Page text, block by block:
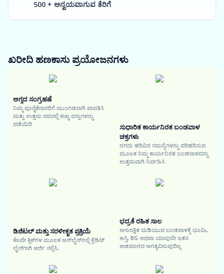
500 + ಅನ್ವಯವಾಗುವ ತೆರಿಗೆ
ಖರೀದಿ ಹಣಕಾಸುಪ್ರಯೋಜನಗಳು
ಅಗ್ಗದ ಸಂಗ್ರಹಣೆ
ನಿಮ್ಮ ಪೂರೈಕೆದಾರರಿಗೆ ಮುಂಗಡವಾಗಿ ಪಾವತಿಸಿ
ಮತ್ತು ಉತ್ತಮ ದರದಲ್ಲಿ ಕಚ್ಚಾ ವಸ್ತುಗಳನ್ನು
ಪಡೆಯಿರಿ
ಸುಧಾರಿತ ಕಾರ್ಯನಿರತ ಬಂಡವಾಳ
ಚಕ್ರಗಳು
ನಗದು ಹರಿವಿನ ಸಮಸ್ಯೆಗಳನ್ನು ಪರಿಹರಿಸುವ
ಮೂಲಕ ನಿಮ್ಮ ಕಾರ್ಯನಿರತ ಬಂಡವಾಳವನ್ನು
ಉತ್ತಮವಾಗಿ ನಿರ್ವಹಿಸಿ
ಡಿಜಿಟಲ್ ಮತ್ತು ಸರಳೀಕೃತ ಪ್ರಕ್ರಿಯೆ
ಕೆಲವೇ ಕ್ಲಿಕ್‌ಗಳ ಮೂಲಕ ಆನ್‌ಲೈನ್‌ನಲ್ಲಿ ಕ್ರೆಡಿಟ್
ಲೈನ್‌ಗಾಗಿ ಅರ್ಜಿ ಸಲ್ಲಿಸಿ.
ಭದ್ರತೆ ರಹಿತ ಸಾಲ
ಅಸುರಕ್ಷಿತ ದುಡಿಯುವ ಬಂಡವಾಳಕ್ಕೆ ಭೂಮಿ,
ಆಸ್ತಿ, BG ಅಥವಾ ಯಾವುದೇ ಇತರ
ಅಡಮಾನದ ಅಗತ್ಯವಿರುವುದಿಲ್ಲ